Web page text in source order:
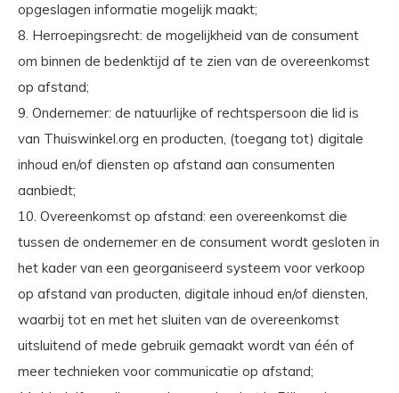
opgeslagen informatie mogelijk maakt;
8. Herroepingsrecht: de mogelijkheid van de consument
om binnen de bedenktijd af te zien van de overeenkomst
op afstand;
9. Ondernemer: de natuurlijke of rechtspersoon die lid is
van Thuiswinkel.org en producten, (toegang tot) digitale
inhoud en/of diensten op afstand aan consumenten
aanbiedt;
10. Overeenkomst op afstand: een overeenkomst die
tussen de ondernemer en de consument wordt gesloten in
het kader van een georganiseerd systeem voor verkoop
op afstand van producten, digitale inhoud en/of diensten,
waarbij tot en met het sluiten van de overeenkomst
uitsluitend of mede gebruik gemaakt wordt van één of
meer technieken voor communicatie op afstand;